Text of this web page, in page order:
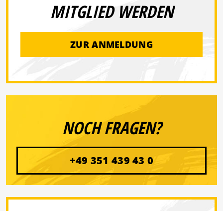
MITGLIED WERDEN
ZUR ANMELDUNG
NOCH FRAGEN?
+49 351 439 43 0